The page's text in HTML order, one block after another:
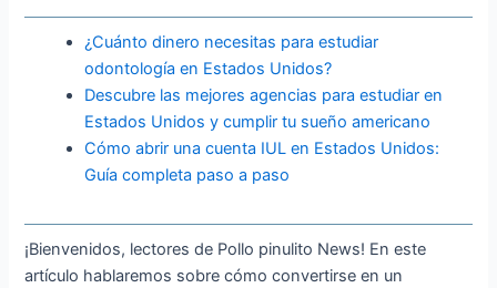
¿Cuánto dinero necesitas para estudiar
odontología en Estados Unidos?
Descubre las mejores agencias para estudiar en
Estados Unidos y cumplir tu sueño americano
Cómo abrir una cuenta IUL en Estados Unidos:
Guía completa paso a paso
¡Bienvenidos, lectores de Pollo pinulito News! En este
artículo hablaremos sobre cómo convertirse en un